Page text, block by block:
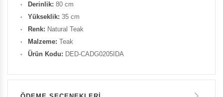
Derinlik: 80 cm
Yükseklik: 35 cm
Renk: Natural Teak
Malzeme: Teak
Ürün Kodu: DED-CADG0205IDA